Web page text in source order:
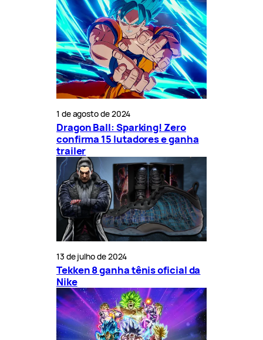
1 de agosto de 2024
Dragon Ball: Sparking! Zero
confirma 15 lutadores e ganha
trailer
13 de julho de 2024
Tekken 8 ganha tênis oficial da
Nike